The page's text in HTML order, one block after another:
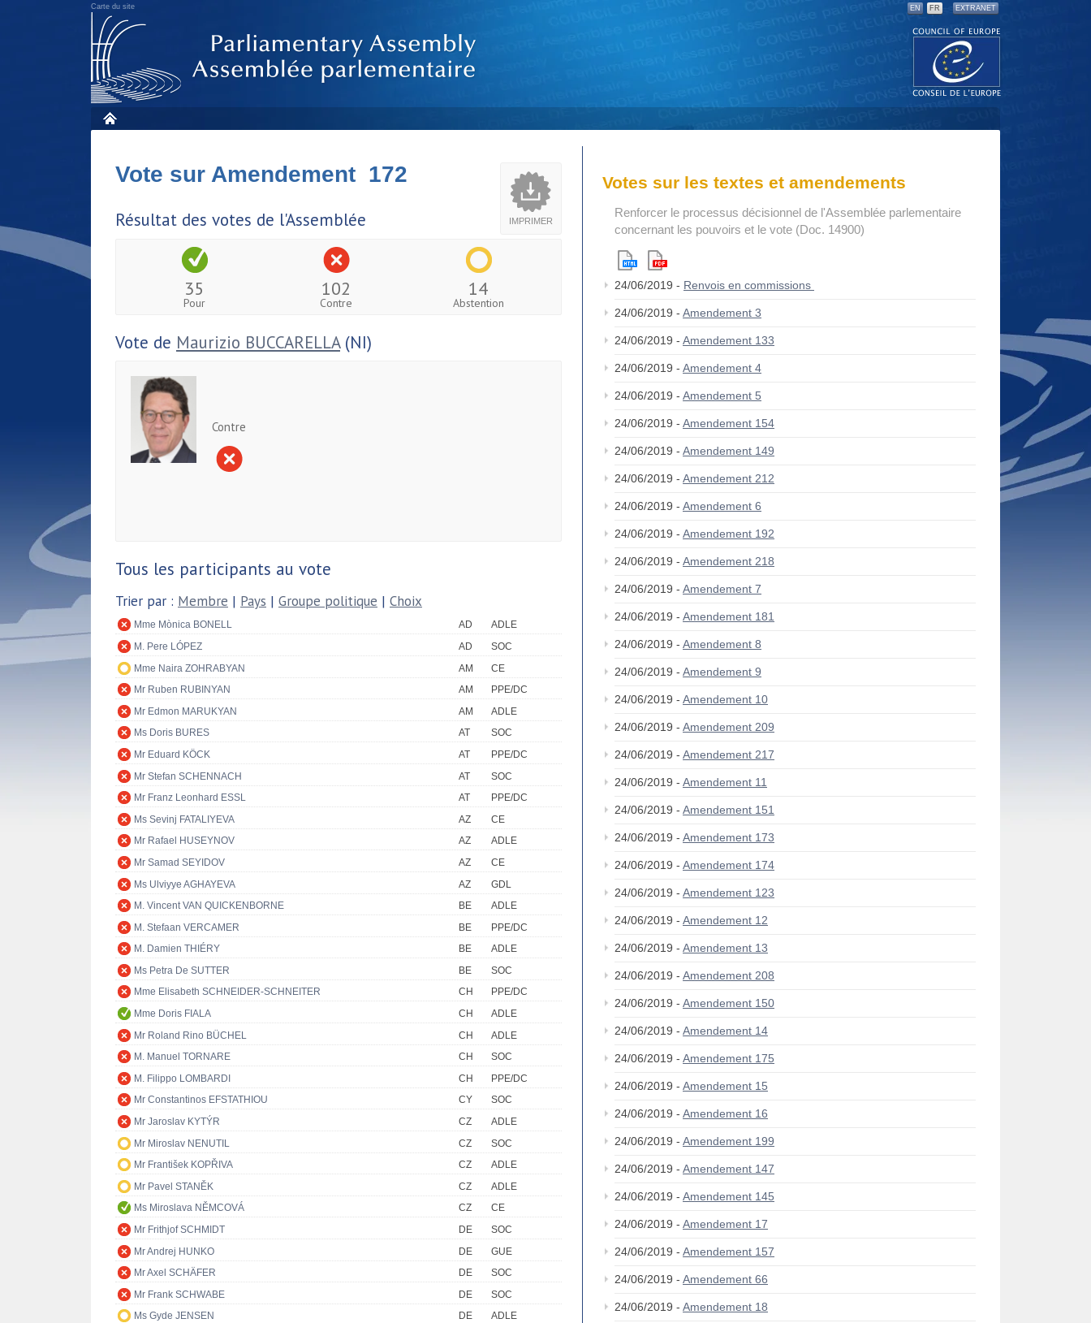
Carte du site EN FR EXTRANET
IMPRIMER
Vote sur Amendement 172
Résultat des votes de l'Assemblée
35
Pour
102
Contre
14
Abstention
Vote de Maurizio BUCCARELLA(NI)
Contre
Tous les participants au vote
Trier par : Membre | Pays | Groupe politique | Choix
Mme Mònica BONELL AD
ADLE
M. Pere LÓPEZ
AD
SOC
Mme Naira ZOHRABYAN
AM
CE
Mr Ruben RUBINYAN
AM
PPE/DC
Mr Edmon MARUKYAN
AM
ADLE
Ms Doris BURES
AT
SOC
Mr Eduard KÖCK
AT
PPE/DC
Mr Stefan SCHENNACH
AT
SOC
Mr Franz Leonhard ESSL
AT
PPE/DC
Ms Sevinj FATALIYEVA
AZ
CE
Mr Rafael HUSEYNOV
AZ
ADLE
Mr Samad SEYIDOV
AZ
CE
Ms Ulviyye AGHAYEVA
AZ
GDL
M. Vincent VAN QUICKENBORNE
BE
ADLE
M. Stefaan VERCAMER
BE
PPE/DC
M. Damien THIÉRY
BE
ADLE
Ms Petra De SUTTER
BE
SOC
Mme Elisabeth SCHNEIDER-SCHNEITER
CH
PPE/DC
Mme Doris FIALA
CH
ADLE
Mr Roland Rino BÜCHEL
CH
ADLE
M. Manuel TORNARE
CH
SOC
M. Filippo LOMBARDI
CH
PPE/DC
Mr Constantinos EFSTATHIOU
CY
SOC
Mr Jaroslav KYTÝR
CZ
ADLE
Mr Miroslav NENUTIL
CZ
SOC
Mr František KOPŘIVA
CZ
ADLE
Mr Pavel STANĚK
CZ
ADLE
Ms Miroslava NĚMCOVÁ
CZ
CE
Mr Frithjof SCHMIDT
DE
SOC
Mr Andrej HUNKO
DE
GUE
Mr Axel SCHÄFER
DE
SOC
Mr Frank SCHWABE
DE
SOC
Ms Gyde JENSEN
DE
ADLE
Votes sur les textes et amendements
Renforcer le processus décisionnel de l'Assemblée parlementaire
concernant les pouvoirs et le vote (Doc. 14900)
24/06/2019 - Renvois en commissions
24/06/2019 - Amendement 3
24/06/2019 - Amendement 133
24/06/2019 - Amendement 4
24/06/2019 - Amendement 5
24/06/2019 - Amendement 154
24/06/2019 - Amendement 149
24/06/2019 - Amendement 212
24/06/2019 - Amendement 6
24/06/2019 - Amendement 192
24/06/2019 - Amendement 218
24/06/2019 - Amendement 7
24/06/2019 - Amendement 181
24/06/2019 - Amendement 8
24/06/2019 - Amendement 9
24/06/2019 - Amendement 10
24/06/2019 - Amendement 209
24/06/2019 - Amendement 217
24/06/2019 - Amendement 11
24/06/2019 - Amendement 151
24/06/2019 - Amendement 173
24/06/2019 - Amendement 174
24/06/2019 - Amendement 123
24/06/2019 - Amendement 12
24/06/2019 - Amendement 13
24/06/2019 - Amendement 208
24/06/2019 - Amendement 150
24/06/2019 - Amendement 14
24/06/2019 - Amendement 175
24/06/2019 - Amendement 15
24/06/2019 - Amendement 16
24/06/2019 - Amendement 199
24/06/2019 - Amendement 147
24/06/2019 - Amendement 145
24/06/2019 - Amendement 17
24/06/2019 - Amendement 157
24/06/2019 - Amendement 66
24/06/2019 - Amendement 18